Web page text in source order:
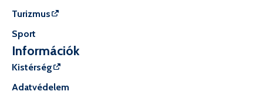
Turizmus
Sport
Információk
Kistérség
Adatvédelem